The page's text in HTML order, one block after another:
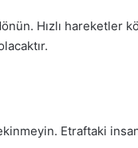
Hızlı hareketler
Etraftaki